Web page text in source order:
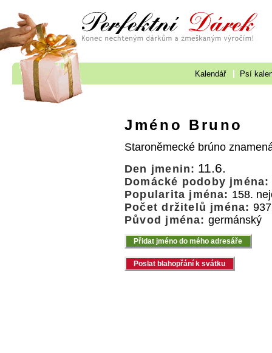
Kalendář Psí
Jméno Bruno
Staroněmecké brúno
Den jmenin: 11.6.
Domácké podoby jména:
Popularita jména: 158.
Počet držitelů jména: 937
Původ jména: germánský
Přidat jméno do mého adresáře
Poslat blahopřání k svátku